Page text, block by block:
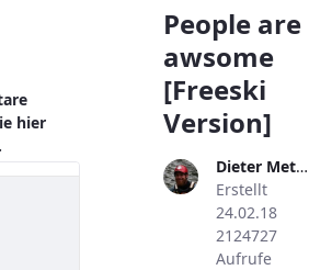
hier
People are
awsome
[Freeski
Version]
Dieter Metzler
Erstellt
24.02.18
2124727
Aufrufe